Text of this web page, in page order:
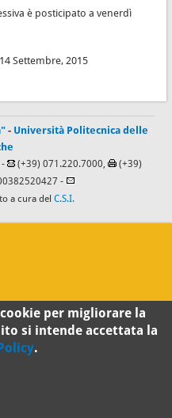
è posticipato a venerdì
Settembre, 2015
- Università Politecnica delle
- (+39) 071.220.7000,
(+39)
-
a cura del C.S.I.
per migliorare la
si intende accettata la
.